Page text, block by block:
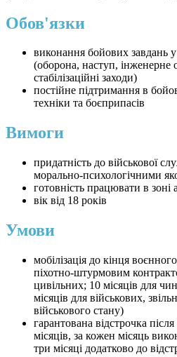
Обов'язки
виконання бойових завдань у
(оборона, наступ, інженерне
стабілізаційні заходи)
постійне підтримання в
техніки та боєприпасів
Вимоги
придатність до військової
морально-психологічними
готовність працювати в
вік від 18 років
Умови
мобілізація до кінця
піхотно-штурмовим
цивільних; 10 місяців для
місяців для військових,
військового стану)
гарантована відстрочка
місяців, за кожен місяць
три місяці додатково до